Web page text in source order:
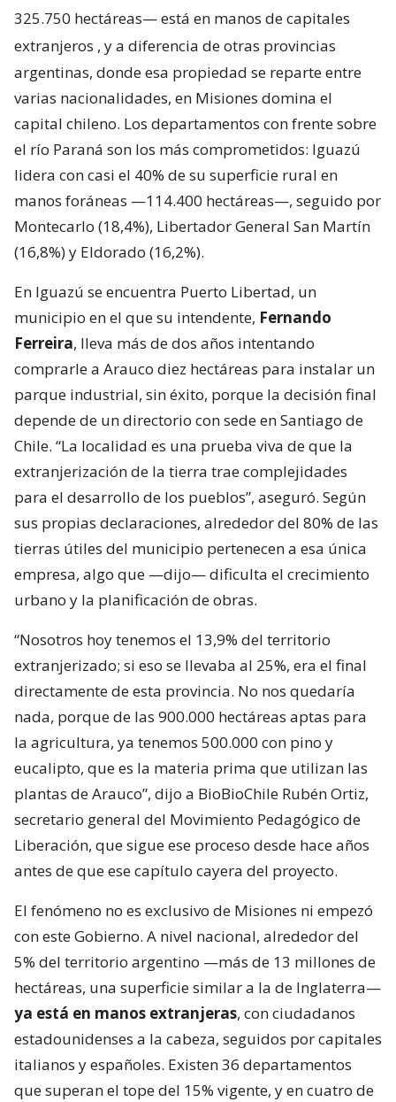
325.750 hectáreas— está en manos de capitales
extranjeros , y a diferencia de otras provincias
argentinas, donde esa propiedad se reparte entre
varias nacionalidades, en Misiones domina el
capital chileno. Los departamentos con frente sobre
el río Paraná son los más comprometidos: Iguazú
lidera con casi el 40% de su superficie rural en
manos foráneas —114.400 hectáreas—, seguido por
Montecarlo (18,4%), Libertador General San Martín
(16,8%) y Eldorado (16,2%).
En Iguazú se encuentra Puerto Libertad, un
municipio en el que su intendente, Fernando
Ferreira, lleva más de dos años intentando
comprarle a Arauco diez hectáreas para instalar un
parque industrial, sin éxito, porque la decisión final
depende de un directorio con sede en Santiago de
Chile. “La localidad es una prueba viva de que la
extranjerización de la tierra trae complejidades
para el desarrollo de los pueblos”, aseguró. Según
sus propias declaraciones, alrededor del 80% de las
tierras útiles del municipio pertenecen a esa única
empresa, algo que —dijo— dificulta el crecimiento
urbano y la planificación de obras.
“Nosotros hoy tenemos el 13,9% del territorio
extranjerizado; si eso se llevaba al 25%, era el final
directamente de esta provincia. No nos quedaría
nada, porque de las 900.000 hectáreas aptas para
la agricultura, ya tenemos 500.000 con pino y
eucalipto, que es la materia prima que utilizan las
plantas de Arauco”, dijo a BioBioChile Rubén Ortiz,
secretario general del Movimiento Pedagógico de
Liberación, que sigue ese proceso desde hace años
antes de que ese capítulo cayera del proyecto.
El fenómeno no es exclusivo de Misiones ni empezó
con este Gobierno. A nivel nacional, alrededor del
5% del territorio argentino —más de 13 millones de
hectáreas, una superficie similar a la de Inglaterra—
ya está en manos extranjeras, con ciudadanos
estadounidenses a la cabeza, seguidos por capitales
italianos y españoles. Existen 36 departamentos
que superan el tope del 15% vigente, y en cuatro de